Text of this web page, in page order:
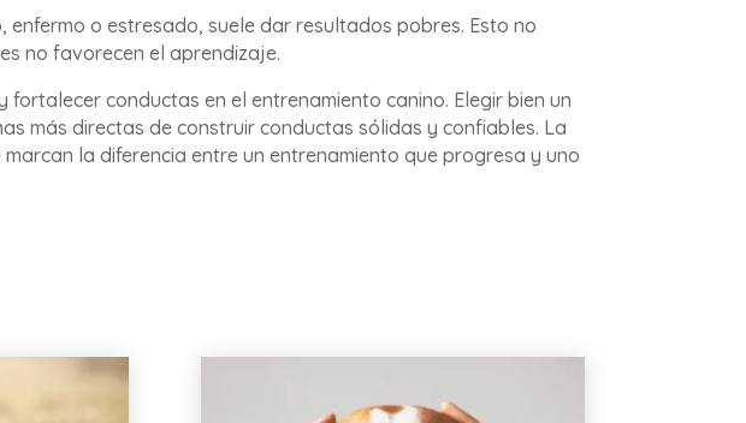
o estresado, suele dar resultados pobres. Esto no
no favorecen el aprendizaje.
conductas en el entrenamiento canino. Elegir bien un
más directas de construir conductas sólidas y confiables. La
la diferencia entre un entrenamiento que progresa y uno